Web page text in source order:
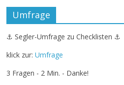
Umfrage
⚓ Segler-Umfrage zu Checklisten ⚓
klick zur:Umfrage
3 Fragen - 2 Min. - Danke!